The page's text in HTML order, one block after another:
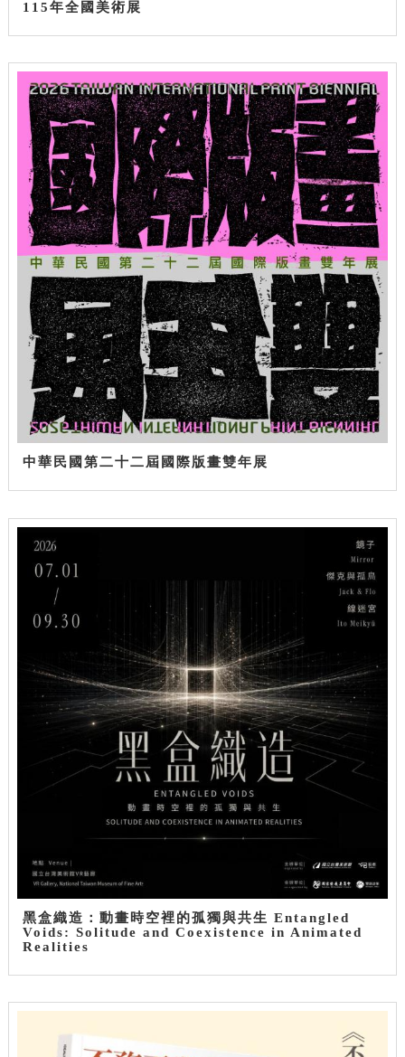
115年全國美術展
中華民國第二十二屆國際版畫雙年展
黑盒織造：動畫時空裡的孤獨與共生 Entangled
Voids: Solitude and Coexistence in Animated
Realities